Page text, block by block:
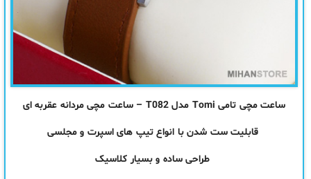
ساعت مچی تامی Tomi مدل T082 – ساعت مچی مردانه عقربه ای
قابلیت ست شدن با انواع تیپ های اسپرت و مجلسی
طراحی ساده و بسیار کلاسیک